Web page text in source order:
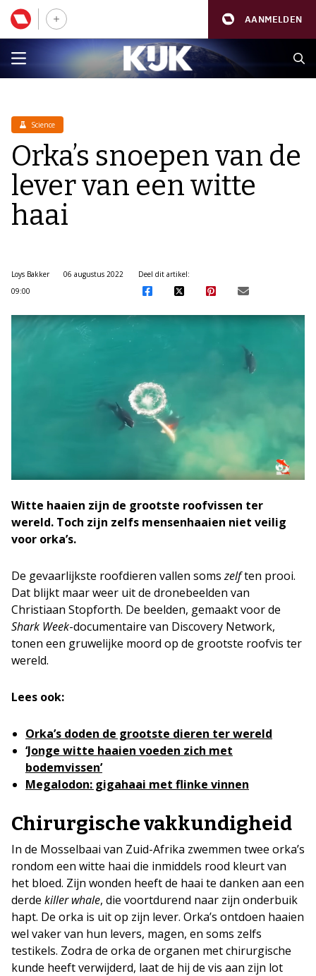
AANMELDEN
Science
Orka’s snoepen van de
lever van een witte
haai
Loys Bakker
06 augustus 2022
09:00
Deel dit artikel:
Witte haaien zijn de grootste roofvissen ter
wereld. Toch zijn zelfs mensenhaaien niet veilig
voor orka’s.
De gevaarlijkste roofdieren vallen somszelften prooi.
Dat blijkt maar weer uit de dronebeelden van
Christiaan Stopforth. De beelden, gemaakt voor de
Shark Week-documentaire van Discovery Network,
tonen een gruwelijke moord op de grootste roofvis ter
wereld.
Lees ook:
Orka’s doden de grootste dieren ter wereld
‘Jonge witte haaien voeden zich met
bodemvissen’
Megalodon: gigahaai met flinke vinnen
Chirurgische vakkundigheid
In de Mosselbaai van Zuid-Afrika zwemmen twee orka’s
rondom een witte haai die inmiddels rood kleurt van
het bloed. Zijn wonden heeft de haai te danken aan een
derde killer whale, die voortdurend naar zijn onderbuik
hapt. De orka is uit op zijn lever. Orka’s ontdoen haaien
wel vaker van hun levers, magen, en soms zelfs
testikels. Zodra de orka de organen met chirurgische
kunde heeft verwijderd, laat de hij de vis aan zijn lot